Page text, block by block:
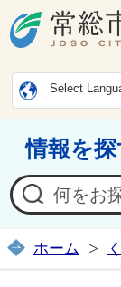
Select
情報を探
ホーム